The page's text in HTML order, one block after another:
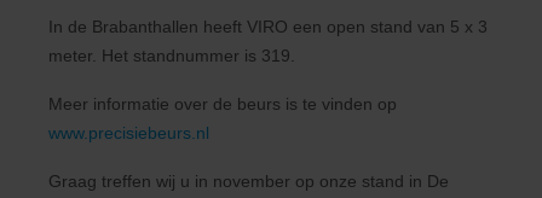
In de Brabanthallen heeft VIRO een open stand van 5 x 3
meter. Het standnummer is 319.
Meer informatie over de beurs is te vinden op
www.precisiebeurs.nl
Graag treffen wij u in november op onze stand in De